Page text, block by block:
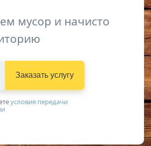
мусор и начисто
Заказать услугу
условия передачи